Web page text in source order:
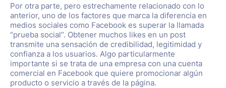
Por otra parte, pero estrechamente relacionado con lo
anterior, uno de los factores que marca la diferencia en
medios sociales como Facebook es superar la llamada
“prueba social”. Obtener muchos likes en un post
transmite una sensación de credibilidad, legitimidad y
confianza a los usuarios. Algo particularmente
importante si se trata de una empresa con una cuenta
comercial en Facebook que quiere promocionar algún
producto o servicio a través de la página.